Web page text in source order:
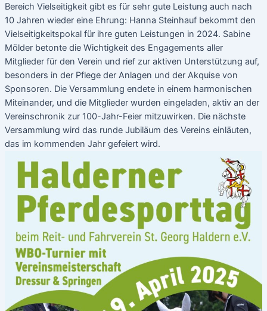
Bereich Vielseitigkeit gibt es für sehr gute Leistung auch nach
10 Jahren wieder eine Ehrung: Hanna Steinhauf bekommt den
Vielseitigkeitspokal für ihre guten Leistungen in 2024. Sabine
Mölder betonte die Wichtigkeit des Engagements aller
Mitglieder für den Verein und rief zur aktiven Unterstützung auf,
besonders in der Pflege der Anlagen und der Akquise von
Sponsoren. Die Versammlung endete in einem harmonischen
Miteinander, und die Mitglieder wurden eingeladen, aktiv an der
Vereinschronik zur 100-Jahr-Feier mitzuwirken. Die nächste
Versammlung wird das runde Jubiläum des Vereins einläuten,
das im kommenden Jahr gefeiert wird.